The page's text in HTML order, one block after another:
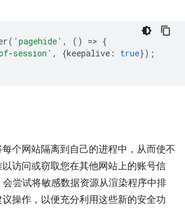
( 'pagehide' , () => {
session' , {keepalive : true});
个网站隔离到自己的进程中，从而使不
访问或窃取您在其他网站上的账号信
尝试将敏感数据资源从渲染程序中排
操作，以便充分利用这些新的安全功